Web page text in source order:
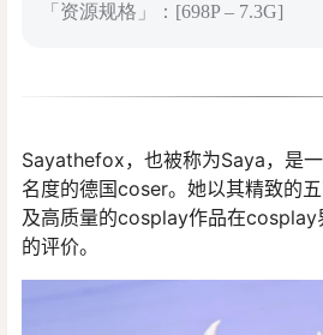
「资源规格」：[698P – 7.3G]
Sayathefox，也被称为Saya，是
名度的德国coser。她以其精致的
及高质量的cosplay作品在cosplay
的评价。